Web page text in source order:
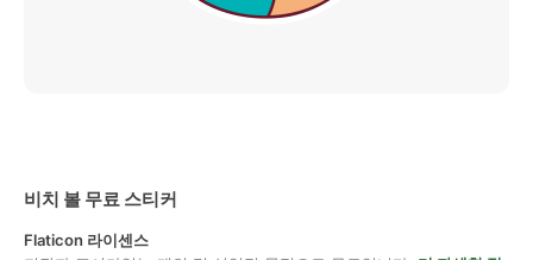
비치 볼 무료 스티커
Flaticon 라이센스